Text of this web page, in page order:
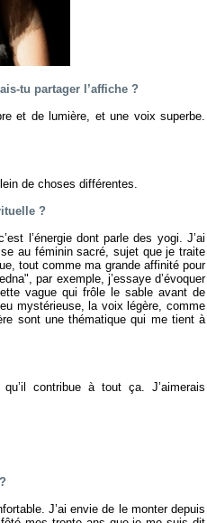
tu partager l’affiche ?
et de lumière, et une voix superbe.
de choses différentes.
?
l’énergie dont parle des yogi. J’ai
au féminin sacré, sujet que je traite
tout comme ma grande affinité pour
par exemple, j’essaye d’évoquer
vague qui frôle le sable avant de
mystérieuse, la voix légère, comme
sont une thématique qui me tient à
contribue à tout ça. J’aimerais
J’ai envie de le monter depuis